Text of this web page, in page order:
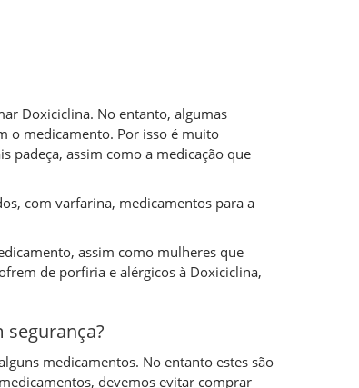
Doxiciclina. No entanto, algumas
o medicamento. Por isso é muito
padeça, assim como a medicação que
com varfarina, medicamentos para a
assim como mulheres que
de porfiria e alérgicos à Doxiciclina,
segurança?
medicamentos. No entanto estes são
devemos evitar comprar